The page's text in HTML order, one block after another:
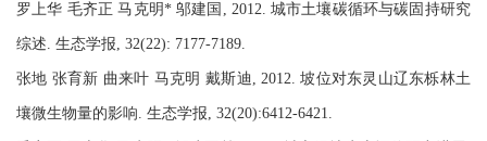
罗上华 毛齐正 马克明* 邬建国, 2012. 城市土壤碳循环与碳固持研究
综述. 生态学报, 32(22): 7177-7189.
张地 张育新 曲来叶 马克明 戴斯迪, 2012. 坡位对东灵山辽东栎林土
壤微生物量的影响. 生态学报, 32(20):6412-6421.